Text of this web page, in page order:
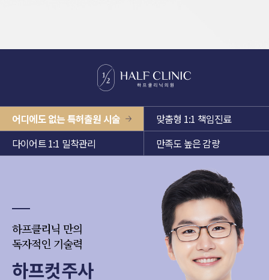
어디에도 없는 특허출원 시술
맞춤형 1:1 책임진료
다이어트 1:1 밀착관리
만족도 높은 감량
하프클리닉 만의
독자적인 기술력
하프컷주사